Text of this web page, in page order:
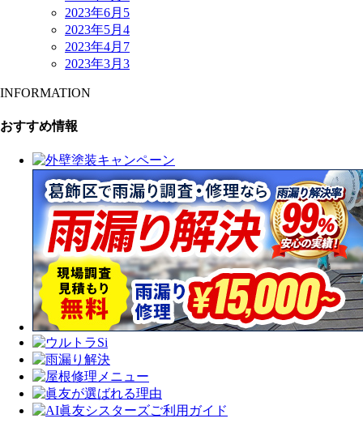
2023年6月 5
2023年5月 4
2023年4月 7
2023年3月 3
INFORMATION
おすすめ情報